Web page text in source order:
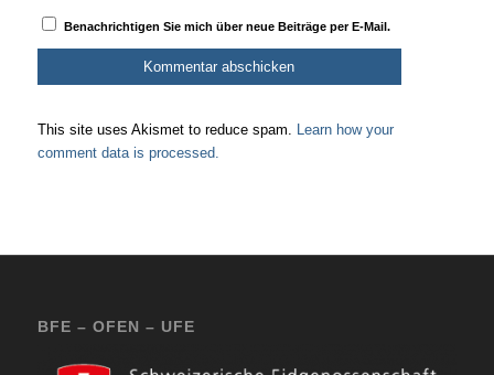
Benachrichtigen Sie mich über neue Beiträge per E-Mail.
This site uses Akismet to reduce spam. Learn how your
comment data is processed.
BFE – OFEN – UFE